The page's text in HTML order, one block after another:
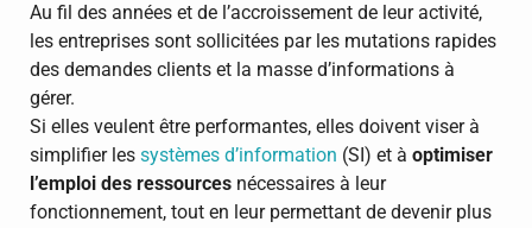
Au fil des années et de l’accroissement de leur activité,
les entreprises sont sollicitées par les mutations rapides
des demandes clients et la masse d’informations à
gérer.
Si elles veulent être performantes, elles doivent viser à
simplifier les systèmes d’information (SI) et à optimiser
l’emploi des ressources nécessaires à leur
fonctionnement, tout en leur permettant de devenir plus